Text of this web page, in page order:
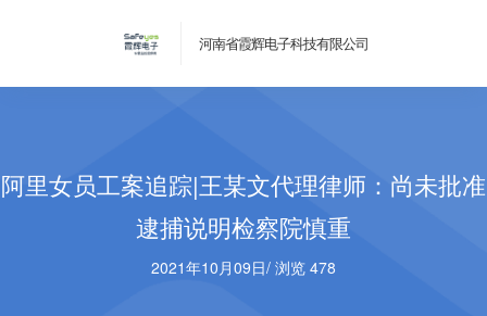
河南省霞辉电子科技有限公司
阿里女员工案追踪|王某文代理律师：尚未批准
逮捕说明检察院慎重
2021年10月09日/ 浏览 478